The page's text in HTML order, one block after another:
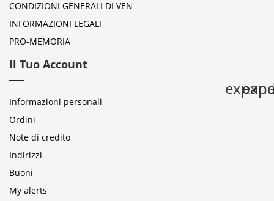
CONDIZIONI GENERALI DI VEN
INFORMAZIONI LEGALI
PRO-MEMORIA
Il Tuo Account
Informazioni personali
Ordini
Note di credito
Indirizzi
Buoni
My alerts